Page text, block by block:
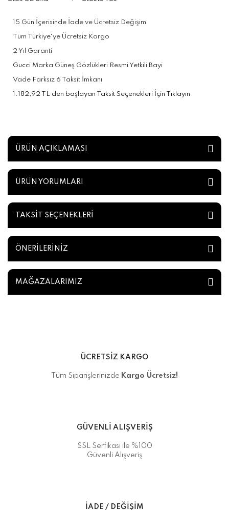
15 Gün İçerisinde İade ve Ücretsiz Değişim
Tüm Türkiye'ye Ücretsiz Kargo
2 Yıl Garanti
Gucci Marka Güneş Gözlükleri Resmi Yetkili Bayi
Vade Farksız 6 Taksit İmkanı
1.182,92 TL den başlayan Taksit Seçenekleri İçin Tıklayın
ÜRÜN AÇIKLAMASI
ÜRÜN YORUMLARI
TAKSİT SEÇENEKLERİ
ÖNERİLERİNİZ
MAĞAZALARIMIZ
ÜCRETSİZ KARGO
Tüm Siparişlerinizde Kargo Ücretsiz!
GÜVENLİ ALIŞVERİŞ
SSL Serfikası ile %100
Güvenli Alışveriş
İADE / DEĞİŞİM